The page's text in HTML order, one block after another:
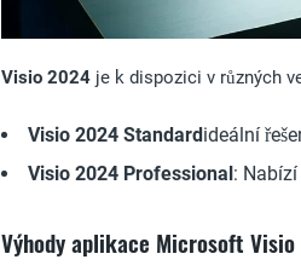
Visio 2024 je k dispozici v různých
Visio 2024 Standard ideální
Visio 2024 Professional :
Výhody aplikace Microsoft